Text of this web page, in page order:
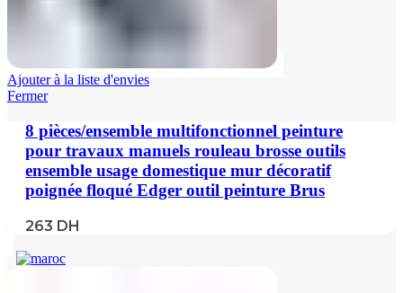
Ajouter à la liste d'envies
Fermer
8 pièces/ensemble multifonctionnel peinture
pour travaux manuels rouleau brosse outils
ensemble usage domestique mur décoratif
poignée floqué Edger outil peinture Brus
263 DH